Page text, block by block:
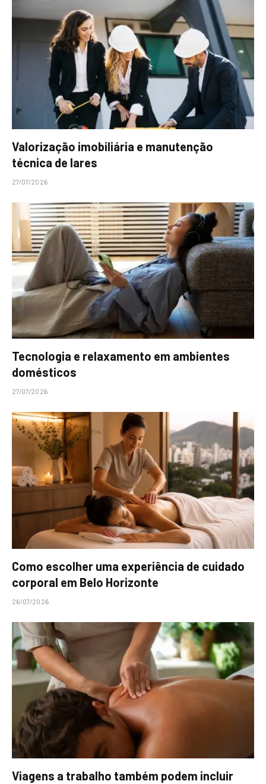
Valorização imobiliária e manutenção
técnica de lares
27/07/2026
Tecnologia e relaxamento em ambientes
domésticos
27/07/2026
Como escolher uma experiência de cuidado
corporal em Belo Horizonte
26/07/2026
Viagens a trabalho também podem incluir